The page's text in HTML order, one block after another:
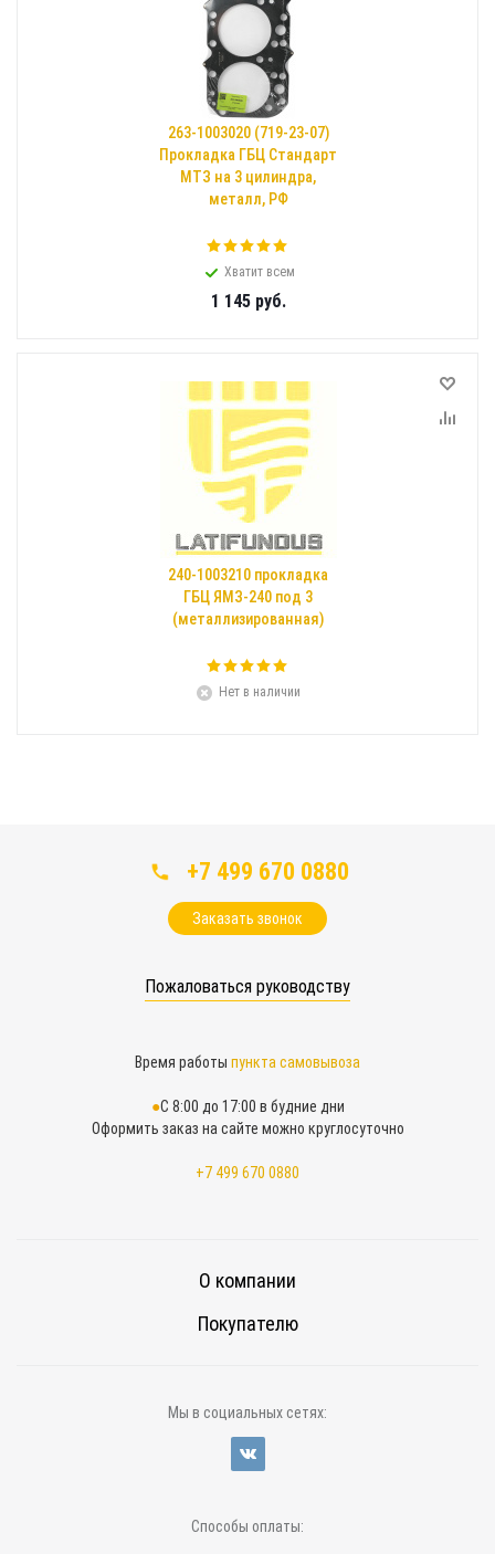
263-1003020 (719-23-07)
Прокладка ГБЦ Стандарт
МТЗ на 3 цилиндра,
металл, РФ
Хватит всем
1 145руб.
240-1003210 прокладка
ГБЦ ЯМЗ-240 под 3
(металлизированная)
Нет в наличии
+7 499 670 0880
Заказать звонок
Пожаловаться руководству
Время работы пункта самовывоза
С 8:00 до 17:00 в будние дни
Оформить заказ на сайте можно круглосуточно
+7 499 670 0880
О компании
Покупателю
Мы в социальных сетях:
Способы оплаты: